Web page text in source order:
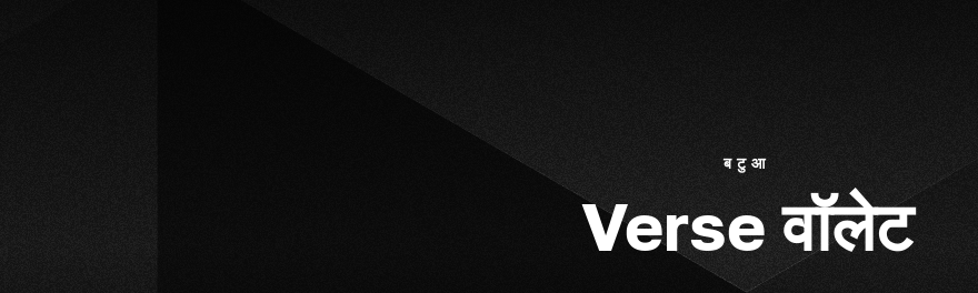
बटुआ
Verse वॉलेट